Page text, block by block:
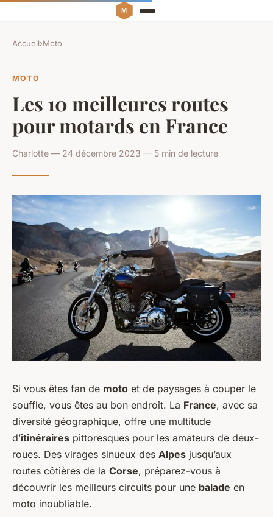
Accueil›Moto
MOTO
Les 10 meilleures routes
pour motards en France
Charlotte — 24 décembre 2023 — 5 min de lecture
Si vous êtes fan de moto et de paysages à couper le
souffle, vous êtes au bon endroit. La France, avec sa
diversité géographique, offre une multitude
d’itinéraires pittoresques pour les amateurs de deux-
roues. Des virages sinueux des Alpes jusqu’aux
routes côtières de la Corse, préparez-vous à
découvrir les meilleurs circuits pour une balade en
moto inoubliable.